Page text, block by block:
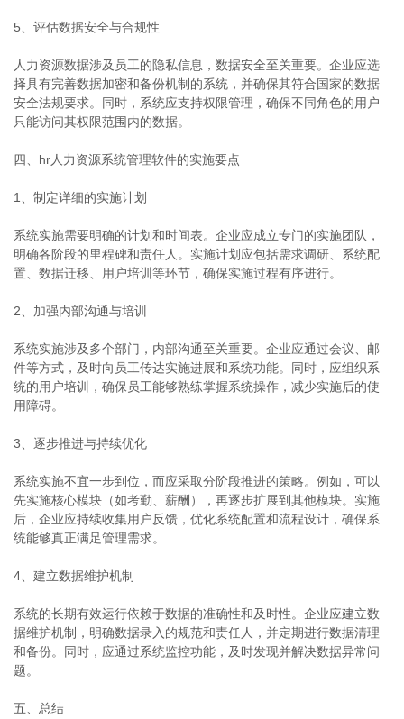
5、评估数据安全与合规性
人力资源数据涉及员工的隐私信息，数据安全至关重要。企业应选
择具有完善数据加密和备份机制的系统，并确保其符合国家的数据
安全法规要求。同时，系统应支持权限管理，确保不同角色的用户
只能访问其权限范围内的数据。
四、hr人力资源系统管理软件的实施要点
1、制定详细的实施计划
系统实施需要明确的计划和时间表。企业应成立专门的实施团队，
明确各阶段的里程碑和责任人。实施计划应包括需求调研、系统配
置、数据迁移、用户培训等环节，确保实施过程有序进行。
2、加强内部沟通与培训
系统实施涉及多个部门，内部沟通至关重要。企业应通过会议、邮
件等方式，及时向员工传达实施进展和系统功能。同时，应组织系
统的用户培训，确保员工能够熟练掌握系统操作，减少实施后的使
用障碍。
3、逐步推进与持续优化
系统实施不宜一步到位，而应采取分阶段推进的策略。例如，可以
先实施核心模块（如考勤、薪酬），再逐步扩展到其他模块。实施
后，企业应持续收集用户反馈，优化系统配置和流程设计，确保系
统能够真正满足管理需求。
4、建立数据维护机制
系统的长期有效运行依赖于数据的准确性和及时性。企业应建立数
据维护机制，明确数据录入的规范和责任人，并定期进行数据清理
和备份。同时，应通过系统监控功能，及时发现并解决数据异常问
题。
五、总结